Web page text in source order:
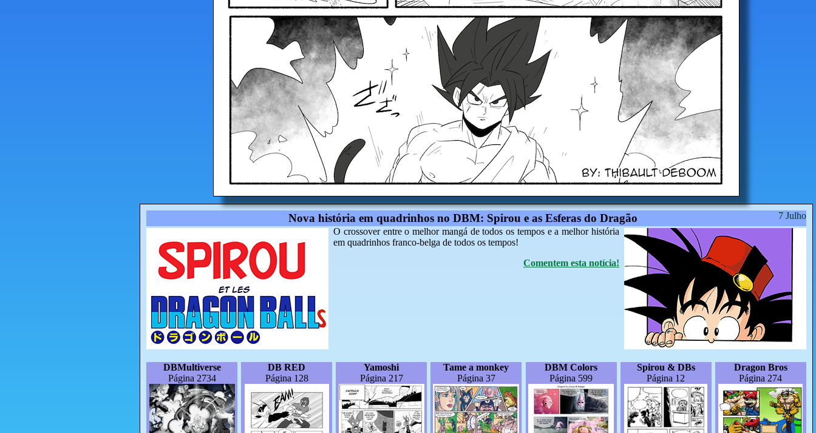
7 Julho
Nova história em quadrinhos no DBM: Spirou e as Esferas do Dragão
O crossover entre o melhor mangá de todos os tempos e a melhor história
em quadrinhos franco-belga de todos os tempos!
Comentem esta notícia!
DBMultiverse
Página 2734
DB RED
Página 128
Yamoshi
Página 217
Tame a monkey
Página 37
DBM Colors
Página 599
Spirou & DBs
Página 12
Dragon Bros
Página 274